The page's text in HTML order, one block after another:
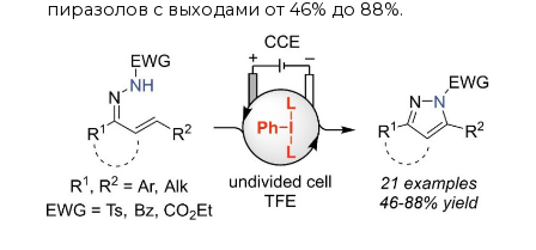
пиразолов с выходами от 46% до 88%.